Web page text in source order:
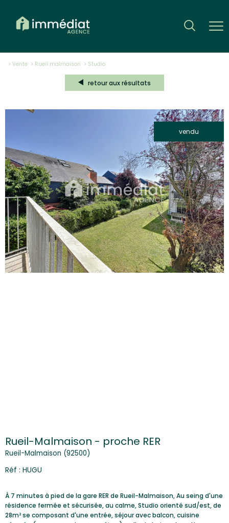
Vente Rueil malmaison studio
retour aux résultats
vendu
Rueil-Malmaison - proche RER
Rueil-Malmaison (92500)
Réf : HUGU
À 7 minutes à pied de la gare RER de Rueil-Malmaison, Au seing d'une
résidence fermée et sécurisée, au calme, Studio orienté sud/est, de
28m² se composant d'une entrée, séjour avec balcon, cuisine